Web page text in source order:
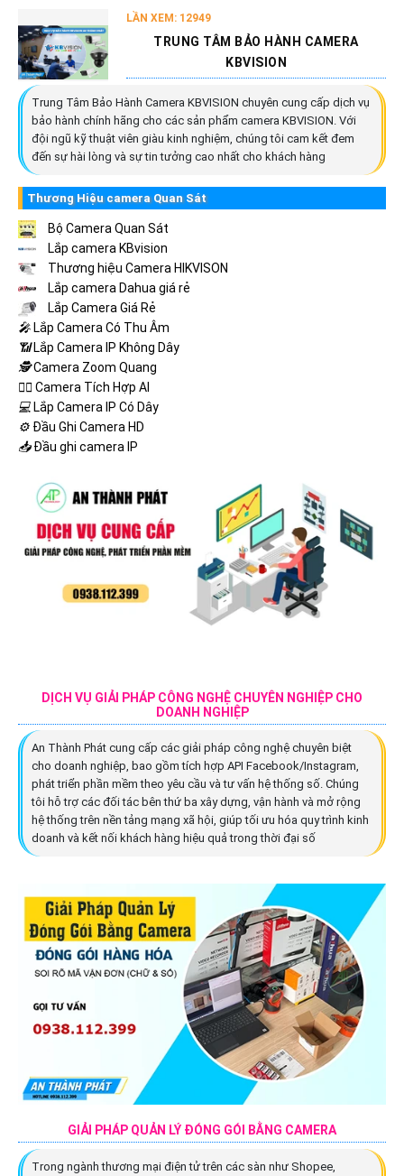
LẦN XEM: 12949
TRUNG TÂM BẢO HÀNH CAMERA
KBVISION
Trung Tâm Bảo Hành Camera KBVISION chuyên cung cấp dịch vụ
bảo hành chính hãng cho các sản phẩm camera KBVISION. Với
đội ngũ kỹ thuật viên giàu kinh nghiệm, chúng tôi cam kết đem
đến sự hài lòng và sự tin tưởng cao nhất cho khách hàng
Thương Hiệu camera Quan Sát
Bộ Camera Quan Sát
Lắp camera KBvision
Thương hiệu Camera HIKVISON
Lắp camera Dahua giá rẻ
Lắp Camera Giá Rẻ
️🎤️ Lắp Camera Có Thu Âm
📶Lắp Camera IP Không Dây
🕵️Camera Zoom Quang
🧛‍♀️ Camera Tích Hợp AI
💻Lắp Camera IP Có Dây
⚙️Đầu Ghi Camera HD
📥Đầu ghi camera IP
DỊCH VỤ GIẢI PHÁP CÔNG NGHỆ CHUYÊN NGHIỆP CHO
DOANH NGHIỆP
An Thành Phát cung cấp các giải pháp công nghệ chuyên biệt
cho doanh nghiệp, bao gồm tích hợp API Facebook/Instagram,
phát triển phần mềm theo yêu cầu và tư vấn hệ thống số. Chúng
tôi hỗ trợ các đối tác bên thứ ba xây dựng, vận hành và mở rộng
hệ thống trên nền tảng mạng xã hội, giúp tối ưu hóa quy trình kinh
doanh và kết nối khách hàng hiệu quả trong thời đại số
GIẢI PHÁP QUẢN LÝ ĐÓNG GÓI BẰNG CAMERA
Trong ngành thương mại điện tử trên các sàn như Shopee,